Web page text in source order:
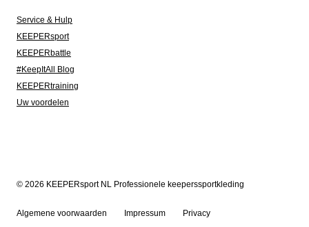
Service & Hulp
KEEPERsport
KEEPERbattle
#KeepItAll Blog
KEEPERtraining
Uw voordelen
© 2026 KEEPERsport NL Professionele keeperssportkleding
Algemene voorwaarden Impressum Privacy